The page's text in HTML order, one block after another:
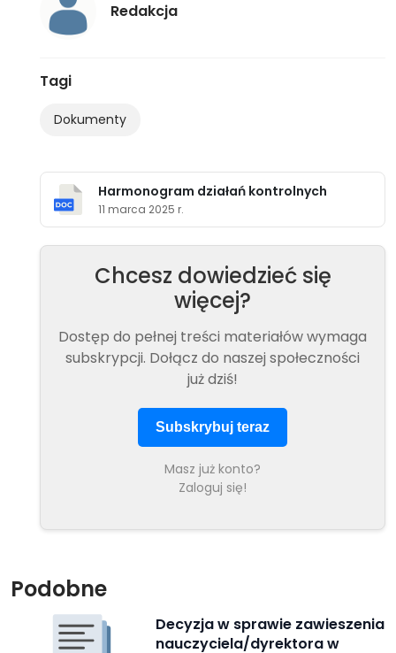
Redakcja
Tagi
Dokumenty
Harmonogram działań kontrolnych
11 marca 2025 r.
Chcesz dowiedzieć się
więcej?
Dostęp do pełnej treści materiałów wymaga
subskrypcji. Dołącz do naszej społeczności
już dziś!
Subskrybuj teraz
Masz już konto?
Zaloguj się!
Podobne
Decyzja w sprawie zawieszenia
nauczyciela/dyrektora w